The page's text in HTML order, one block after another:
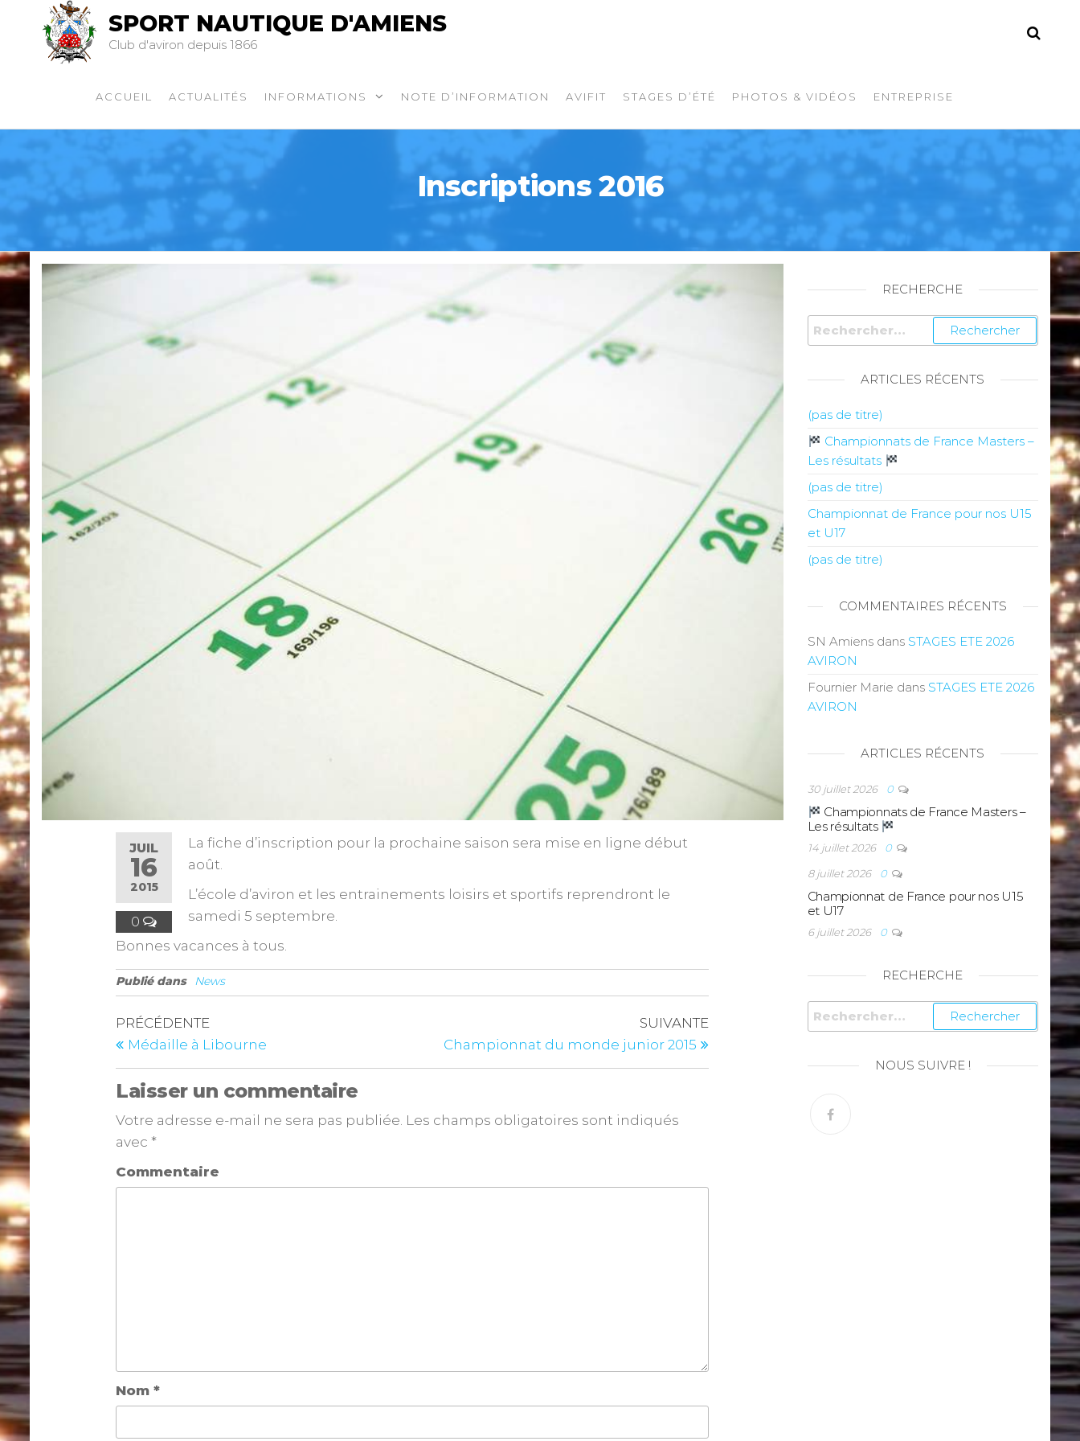
SPORT NAUTIQUE D'AMIENS
Club d'aviron depuis 1866
ACCUEIL ACTUALITÉS INFORMATIONS NOTE D’INFORMATION AVIFIT STAGES D’ÉTÉ PHOTOS & VIDÉOS ENTREPRISE
Inscriptions 2016
JUIL
16
2015
0
La fiche d’inscription pour la prochaine saison sera mise en ligne début
août.
L’école d’aviron et les entrainements loisirs et sportifs reprendront le
samedi 5 septembre.
Bonnes vacances à tous.
Publié dans News
PRÉCÉDENTE
Médaille à Libourne
SUIVANTE
Championnat du monde junior 2015
Laisser un commentaire
Votre adresse e-mail ne sera pas publiée. Les champs obligatoires sont indiqués
avec*
Commentaire
Nom*
RECHERCHE
ARTICLES RÉCENTS
(pas de titre)
Championnats de France Masters –
Les résultats
(pas de titre)
Championnat de France pour nos U15
et U17
(pas de titre)
COMMENTAIRES RÉCENTS
SN Amiensdans STAGES ETE 2026
AVIRON
Fournier Marie dans STAGES ETE 2026
AVIRON
ARTICLES RÉCENTS
30 juillet 2026 0
Championnats de France Masters –
Les résultats
14 juillet 2026
0
8 juillet 2026
0
Championnat de France pour nos U15
et U17
6 juillet 2026 0
RECHERCHE
NOUS SUIVRE !